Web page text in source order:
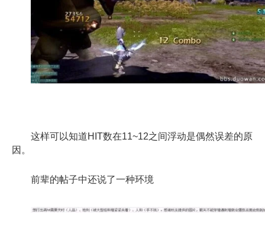
这样可以知道HIT数在11~12之间浮动是偶然误差的原
因。
前辈的帖子中还说了一种环境